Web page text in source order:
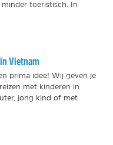
toeristisch. In
Vietnam
prima idee! Wij geven je
met kinderen in
jong kind of met